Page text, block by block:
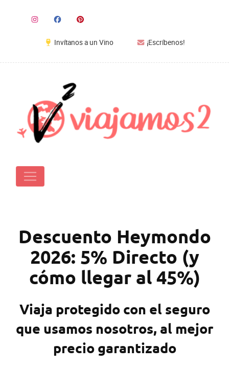
Invítanos a un Vino ¡Escríbenos!
Descuento Heymondo
2026: 5% Directo (y
cómo llegar al 45%)
Viaja protegido con el seguro
que usamos nosotros, al mejor
precio garantizado